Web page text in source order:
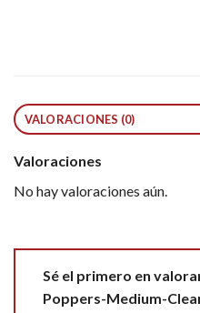
VALORACIONES (0)
Valoraciones
No hay valoraciones aún.
Sé el primero en
Poppers-Medium-